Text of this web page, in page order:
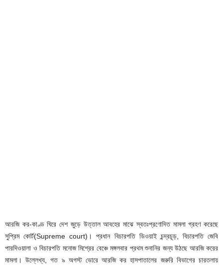
আরজি কর-কাণ্ড ঘিরে দেশ জুড়ে উত্তাল আবহের মাঝে স্বতঃপ্রণোদিত মামলা গ্রহণ করেছে
সুপ্রিম কোর্ট(Supreme court)। প্রধান বিচারপতি ডিওয়াই চন্দ্রচূড়, বিচারপতি জেবি
পারদিওয়ালা ও বিচারপতি মনোজ মিশ্রের বেঞ্চে মঙ্গলবার প্রথম শুনানির জন্য উঠছে আরজি করের
মামলা। উল্লেখ্য, গত ৯ অগস্ট ভোরে আরজি কর হাসপাতালের জরুরি বিভাগের চারতলায়